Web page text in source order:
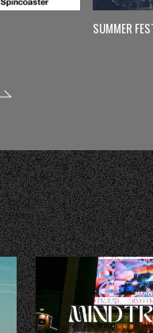
SUMMER